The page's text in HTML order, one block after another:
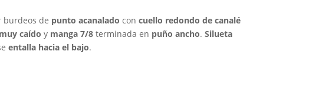
era:
129,95€.
es:
103,96€.
burdeos de punto acanalado con cuello redondo de canalé
caído y manga 7/8terminada en puño ancho. Silueta
entalla hacia el bajo.